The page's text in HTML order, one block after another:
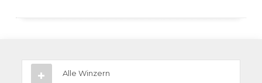
Alle Winzern